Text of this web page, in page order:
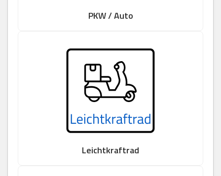
PKW / Auto
Leichtkraftrad